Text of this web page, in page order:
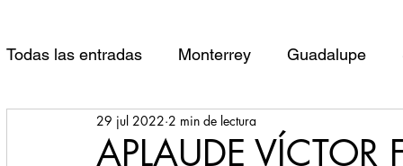
Todas las entradas Monterrey Guadalupe
Santa Catarina San Pedro Garza Garcia
APLAUDE VÍCTOR
29 jul 2022 2 min de lectura